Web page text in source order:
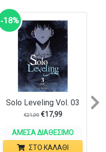
‑18%
Solo Leveling Vol. 03
€21,99 €17,99
ΆΜΕΣΑ ΔΙΑΘΈΣΙΜΟ
ΣΤΟ ΚΑΛΆΘΙ